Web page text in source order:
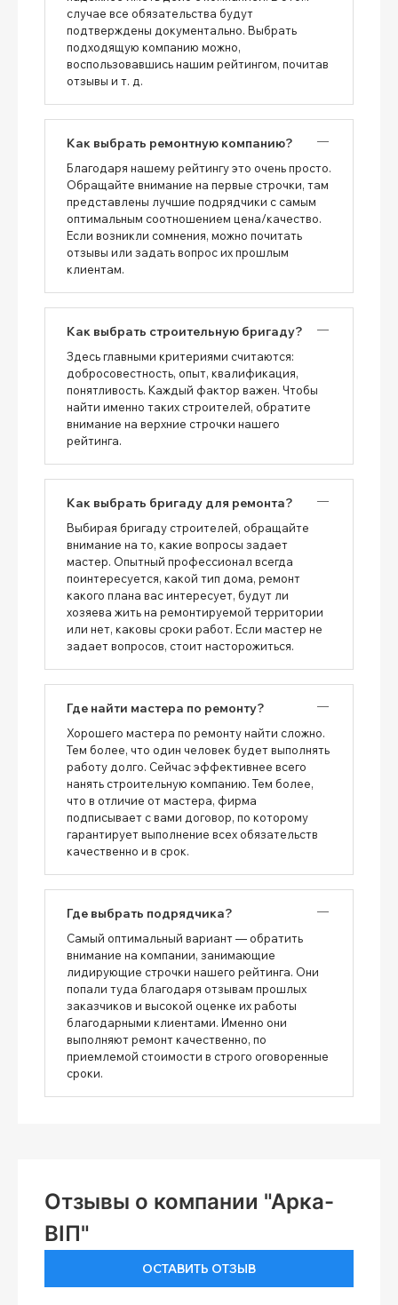
случае все обязательства будут
подтверждены документально. Выбрать
подходящую компанию можно,
воспользовавшись нашим рейтингом, почитав
отзывы и т. д.
Как выбрать ремонтную компанию?
Благодаря нашему рейтингу это очень просто.
Обращайте внимание на первые строчки, там
представлены лучшие подрядчики с самым
оптимальным соотношением цена/качество.
Если возникли сомнения, можно почитать
отзывы или задать вопрос их прошлым
клиентам.
Как выбрать строительную бригаду?
Здесь главными критериями считаются:
добросовестность, опыт, квалификация,
понятливость. Каждый фактор важен. Чтобы
найти именно таких строителей, обратите
внимание на верхние строчки нашего
рейтинга.
Как выбрать бригаду для ремонта?
Выбирая бригаду строителей, обращайте
внимание на то, какие вопросы задает
мастер. Опытный профессионал всегда
поинтересуется, какой тип дома, ремонт
какого плана вас интересует, будут ли
хозяева жить на ремонтируемой территории
или нет, каковы сроки работ. Если мастер не
задает вопросов, стоит насторожиться.
Где найти мастера по ремонту?
Хорошего мастера по ремонту найти сложно.
Тем более, что один человек будет выполнять
работу долго. Сейчас эффективнее всего
нанять строительную компанию. Тем более,
что в отличие от мастера, фирма
подписывает с вами договор, по которому
гарантирует выполнение всех обязательств
качественно и в срок.
Где выбрать подрядчика?
Самый оптимальный вариант — обратить
внимание на компании, занимающие
лидирующие строчки нашего рейтинга. Они
попали туда благодаря отзывам прошлых
заказчиков и высокой оценке их работы
благодарными клиентами. Именно они
выполняют ремонт качественно, по
приемлемой стоимости в строго оговоренные
сроки.
Отзывы о компании "Арка-
ВІП"
ОСТАВИТЬ ОТЗЫВ